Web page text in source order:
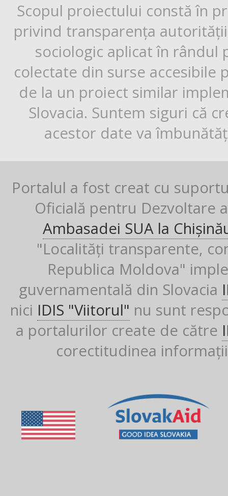
Scopul proiectului constă în
privind transparența
sociologic aplicat în rândul
colectate din surse
de la un proiect similar
Slovacia. Suntem siguri că
acestor date va
Portalul a fost creat cu
Oficială pentru Dezvoltare
Ambasadei SUA la
"Localități transparente,
Republica Moldova"
guvernamentală din Slovacia
nici IDIS "Viitorul" nu sunt
a portalurilor create de către
corectitudinea